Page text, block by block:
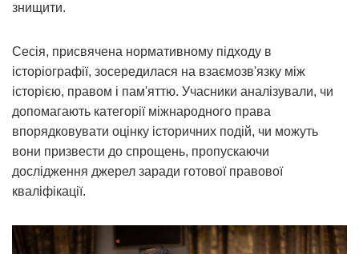
знищити.
Сесія, присвячена нормативному підходу в
історіографії, зосередилася на взаємозв'язку між
історією, правом і пам'яттю. Учасники аналізували, чи
допомагають категорії міжнародного права
впорядковувати оцінку історичних подій, чи можуть
вони призвести до спрощень, пропускаючи
дослідження джерел заради готової правової
кваліфікації.